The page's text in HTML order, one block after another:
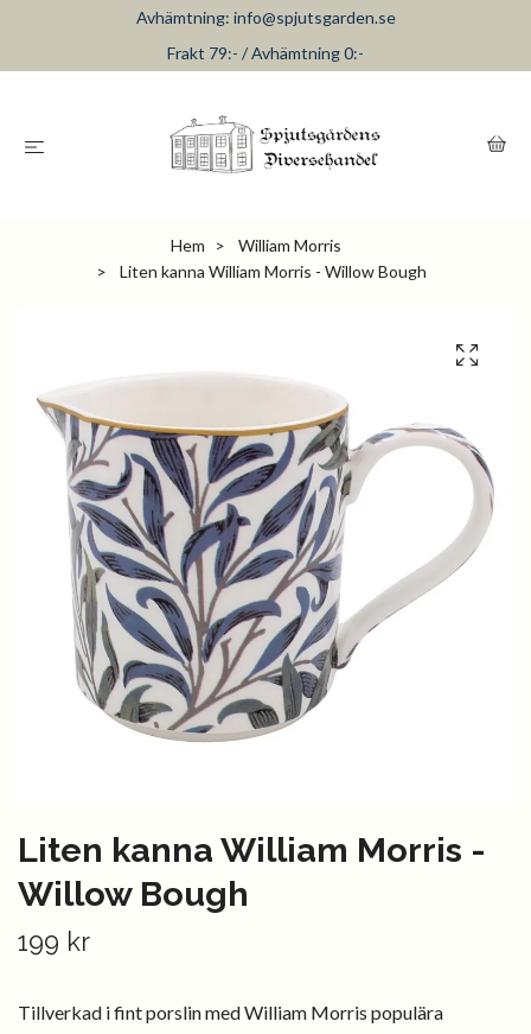
Avhämtning: info@spjutsgarden.se
Frakt 79:- / Avhämtning 0:-
Hem
William Morris
Liten kanna William Morris - Willow Bough
Liten kanna William Morris -
Willow Bough
199 kr
Tillverkad i fint porslin med William Morris populära